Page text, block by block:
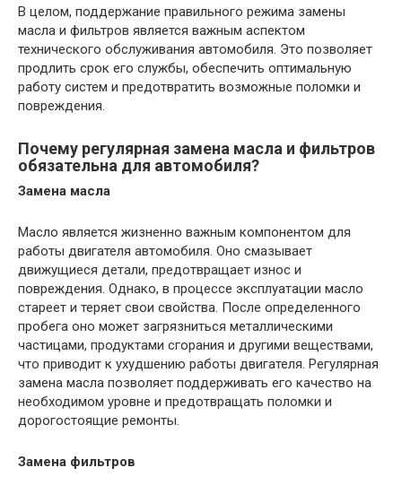
В целом, поддержание правильного режима замены
масла и фильтров является важным аспектом
технического обслуживания автомобиля. Это позволяет
продлить срок его службы, обеспечить оптимальную
работу систем и предотвратить возможные поломки и
повреждения.
Почему регулярная замена масла и фильтров
обязательна для автомобиля?
Замена масла
Масло является жизненно важным компонентом для
работы двигателя автомобиля. Оно смазывает
движущиеся детали, предотвращает износ и
повреждения. Однако, в процессе эксплуатации масло
стареет и теряет свои свойства. После определенного
пробега оно может загрязниться металлическими
частицами, продуктами сгорания и другими веществами,
что приводит к ухудшению работы двигателя. Регулярная
замена масла позволяет поддерживать его качество на
необходимом уровне и предотвращать поломки и
дорогостоящие ремонты.
Замена фильтров